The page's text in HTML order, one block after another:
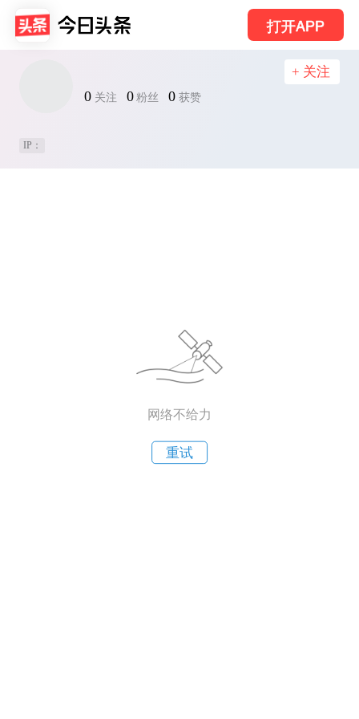
打开APP
0 关注 0 粉丝 0 获赞
+ 关注
IP：
网络不给力
重试